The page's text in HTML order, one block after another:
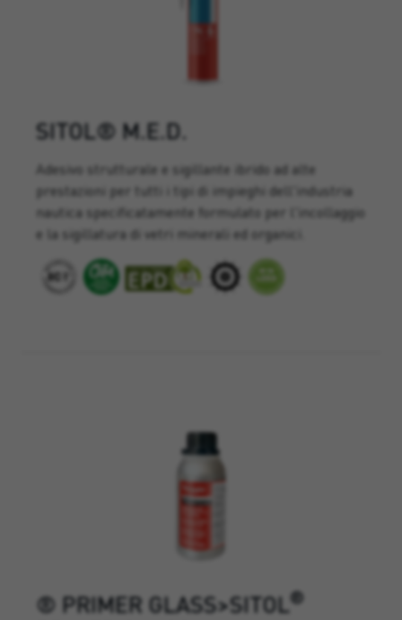
SITOL® M.E.D.
Adesivo strutturale e sigillante ibrido ad alte
prestazioni per tutti i tipi di impieghi dell'industria
nautica specificatamente formulato per l'incollaggio
e la sigillatura di vetri minerali ed organici.
® PRIMER GLASS>SITOL®